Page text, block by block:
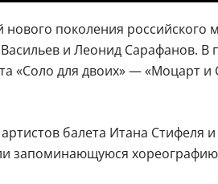
поколения
и Леонид Сарафанов.
«Соло для двоих» — «Моцарт
балета Итана
запоминающуюся